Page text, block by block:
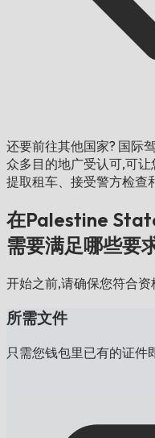
还要前往其他国家? 国际
众多目的地广受认可,可
提取租车、接受警方检查
在Palestine
需要满足哪些要
开始之前,请确保您符合资
所需文件
只需您钱包里已有的证件